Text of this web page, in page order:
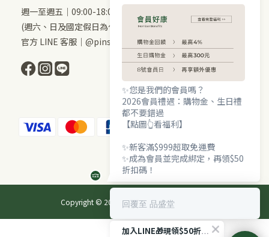
週一至週五｜09:00-18:00
(週六、日及國定假日為休息日)
官方 LINE 客服｜@pinshengtang
Copyright © 2026 品盛堂 All Rights Reserved.
✨您是我們的會員嗎？
2026會員禮遇：購物金、生日禮
都不要錯過
【點圖👆看福利】
✨新客滿$999超取免運費
✨成為會員並完成綁定，再領$50
折扣碼！
回覆至 品盛堂
加入LINE🎁現領$50折扣！